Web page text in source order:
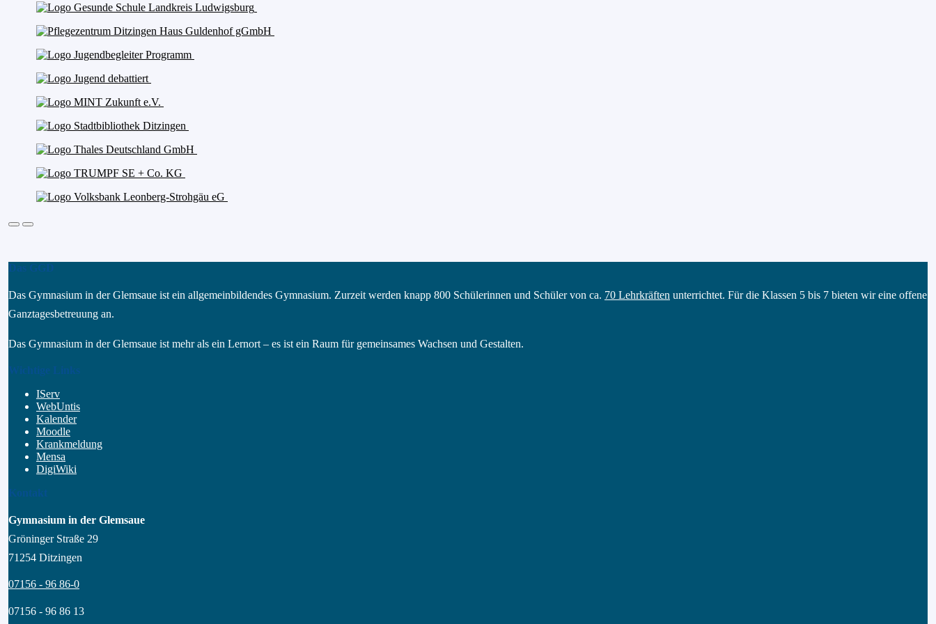
Das GGD
Das Gymnasium in der Glemsaue ist ein allgemeinbildendes Gymnasium. Zurzeit werden knapp 800 Schülerinnen und Schüler von ca. 70 Lehrkräften unterrichtet. Für die Klassen 5 bis 7 bieten wir eine offene
Ganztagesbetreuung an.
Das Gymnasium in der Glemsaue ist mehr als ein Lernort – es ist ein Raum für gemeinsames Wachsen und Gestalten.
Wichtige Links
IServ
WebUntis
Kalender
Moodle
Krankmeldung
Mensa
DigiWiki
Kontakt
Gymnasium in der Glemsaue
Gröninger Straße 29
71254 Ditzingen
07156 - 96 86-0
07156 - 96 86 13